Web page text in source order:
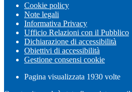
Cookie policy
Note legali
Informativa Privacy
Ufficio Relazioni con il Pubblico
Dichiarazione di accessibilità
Obiettivi di accessibilità
Gestione consensi cookie
Pagina visualizzata 1930 volte